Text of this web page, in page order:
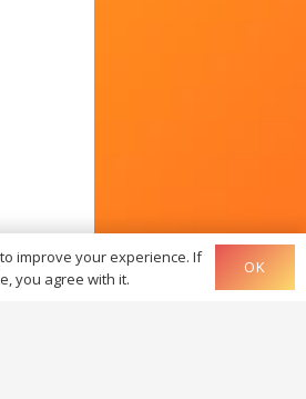
improve your experience. If
you agree with it.
OK